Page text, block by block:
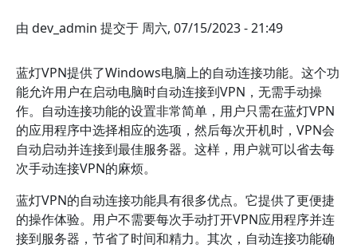
由 dev_admin 提交于 周六, 07/15/2023 - 21:49
蓝灯VPN提供了Windows电脑上的自动连接功能。这个功
能允许用户在启动电脑时自动连接到VPN，无需手动操
作。自动连接功能的设置非常简单，用户只需在蓝灯VPN
的应用程序中选择相应的选项，然后每次开机时，VPN会
自动启动并连接到最佳服务器。这样，用户就可以省去每
次手动连接VPN的麻烦。
蓝灯VPN的自动连接功能具有很多优点。它提供了更便捷
的操作体验。用户不需要每次手动打开VPN应用程序并连
接到服务器，节省了时间和精力。其次，自动连接功能确